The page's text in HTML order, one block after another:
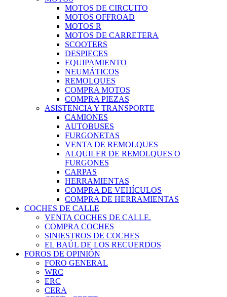
MOTOS DE CIRCUITO
MOTOS OFFROAD
MOTOS R
MOTOS DE CARRETERA
SCOOTERS
DESPIECES
EQUIPAMIENTO
NEUMÁTICOS
REMOLQUES
COMPRA MOTOS
COMPRA PIEZAS
ASISTENCIA Y TRANSPORTE
CAMIONES
AUTOBUSES
FURGONETAS
VENTA DE REMOLQUES
ALQUILER DE REMOLQUES O
FURGONES
CARPAS
HERRAMIENTAS
COMPRA DE VEHÍCULOS
COMPRA DE HERRAMIENTAS
COCHES DE CALLE
VENTA COCHES DE CALLE.
COMPRA COCHES
SINIESTROS DE COCHES
EL BAÚL DE LOS RECUERDOS
FOROS DE OPINIÓN
FORO GENERAL
WRC
ERC
CERA